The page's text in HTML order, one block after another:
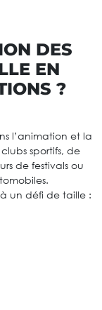
DES
EN
?
l’animation et la
sportifs, de
de festivals ou
un défi de taille :